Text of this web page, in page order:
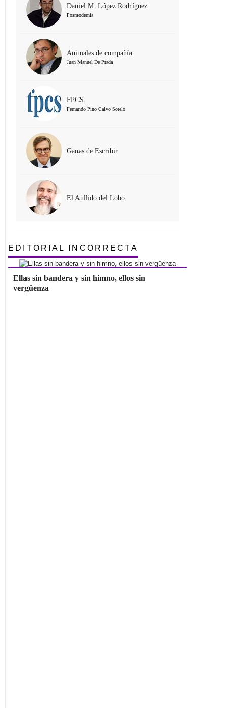
Daniel M. López Rodríguez
Posmodernia
Animales de compañía
Juan Manuel De Prada
FPCS
Fernando Pino Calvo Sotelo
Ganas de Escribir
El Aullido del Lobo
EDITORIAL INCORRECTA
Ellas sin bandera y sin himno, ellos sin
vergüenza